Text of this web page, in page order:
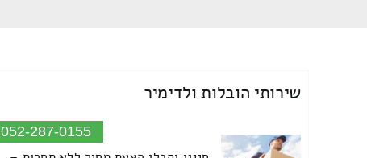
שירותי הובלות ולדימיר
052-287-0155